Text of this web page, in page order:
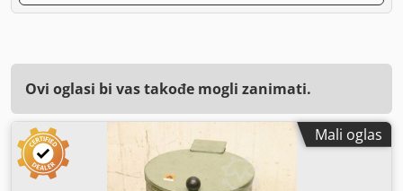
Ovi oglasi bi vas takođe mogli zanimati.
Mali oglas